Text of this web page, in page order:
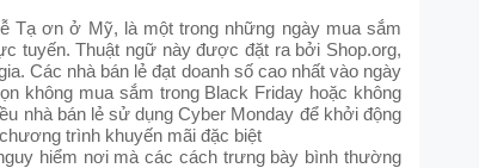
Tạ ơn ở Mỹ, là một trong những ngày mua sắm
tuyến. Thuật ngữ này được đặt ra bởi Shop.org,
Các nhà bán lẻ đạt doanh số cao nhất vào ngày
không mua sắm trong Black Friday hoặc không
nhà bán lẻ sử dụng Cyber Monday để khởi động
trình khuyến mãi đặc biệt
hiểm nơi mà các cách trưng bày bình thường